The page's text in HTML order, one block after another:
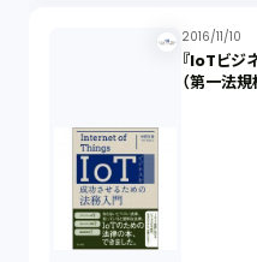
2016/11/10
『IoTビジ
（第一法規